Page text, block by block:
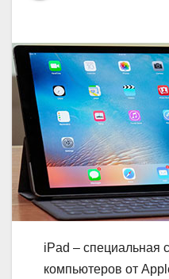
iPad – специальная
компьютеров от